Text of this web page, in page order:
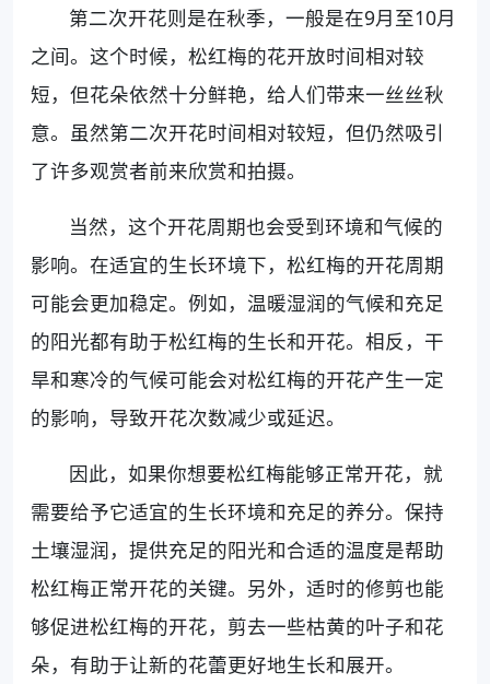
第二次开花则是在秋季，一般是在9月至10月
之间。这个时候，松红梅的花开放时间相对较
短，但花朵依然十分鲜艳，给人们带来一丝丝秋
意。虽然第二次开花时间相对较短，但仍然吸引
了许多观赏者前来欣赏和拍摄。
当然，这个开花周期也会受到环境和气候的
影响。在适宜的生长环境下，松红梅的开花周期
可能会更加稳定。例如，温暖湿润的气候和充足
的阳光都有助于松红梅的生长和开花。相反，干
旱和寒冷的气候可能会对松红梅的开花产生一定
的影响，导致开花次数减少或延迟。
因此，如果你想要松红梅能够正常开花，就
需要给予它适宜的生长环境和充足的养分。保持
土壤湿润，提供充足的阳光和合适的温度是帮助
松红梅正常开花的关键。另外，适时的修剪也能
够促进松红梅的开花，剪去一些枯黄的叶子和花
朵，有助于让新的花蕾更好地生长和展开。